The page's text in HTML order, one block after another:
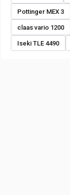
Pottinger MEX 3
claas vario 1200
Iseki TLE 4490